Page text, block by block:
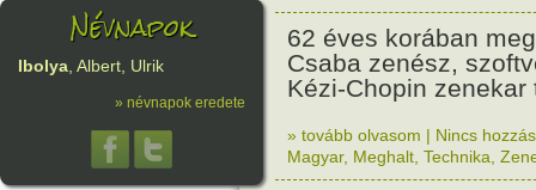
Névnapok
Ibolya, Albert, Ulrik
» névnapok eredete
62 éves korában
Csaba zenész,
Kézi-Chopin zenekar
» tovább olvasom | Nincs
Magyar, Meghalt Technika